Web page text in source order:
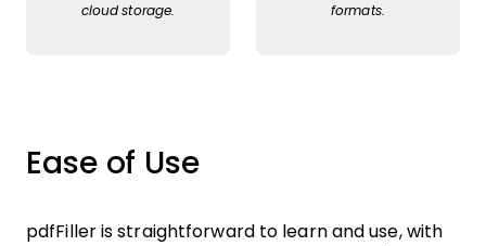
cloud storage.
formats.
Ease of Use
pdfFiller is straightforward to learn and use, with